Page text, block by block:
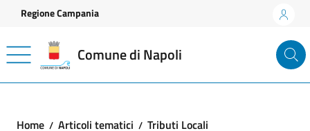
Vai ai contenuti
Vai al footer
Regione Campania
Comune di Napoli
Home Articoli tematici
Tributi Locali